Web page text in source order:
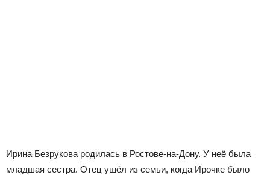
Ирина Безрукова родилась в Ростове-на-Дону. У неё была
младшая сестра. Отец ушёл из семьи, когда Ирочке было